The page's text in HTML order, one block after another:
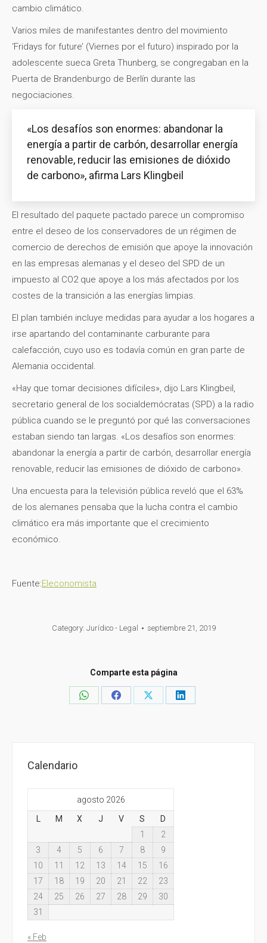
cambio climático.
Varios miles de manifestantes dentro del movimiento
‘Fridays for future’ (Viernes por el futuro) inspirado por la
adolescente sueca Greta Thunberg, se congregaban en la
Puerta de Brandenburgo de Berlín durante las
negociaciones.
«Los desafíos son enormes: abandonar la
energía a partir de carbón, desarrollar energía
renovable, reducir las emisiones de dióxido
de carbono», afirma Lars Klingbeil
El resultado del paquete pactado parece un compromiso
entre el deseo de los conservadores de un régimen de
comercio de derechos de emisión que apoye la innovación
en las empresas alemanas y el deseo del SPD de un
impuesto al CO2 que apoye a los más afectados por los
costes de la transición a las energías limpias.
El plan también incluye medidas para ayudar a los hogares a
irse apartando del contaminante carburante para
calefacción, cuyo uso es todavía común en gran parte de
Alemania occidental.
«Hay que tomar decisiones difíciles», dijo Lars Klingbeil,
secretario general de los socialdemócratas (SPD) a la radio
pública cuando se le preguntó por qué las conversaciones
estaban siendo tan largas. «Los desafíos son enormes:
abandonar la energía a partir de carbón, desarrollar energía
renovable, reducir las emisiones de dióxido de carbono».
Una encuesta para la televisión pública reveló que el 63%
de los alemanes pensaba que la lucha contra el cambio
climático era más importante que el crecimiento
económico.
Fuente:Eleconomista
Category: Jurídico - Legal septiembre 21, 2019
Comparte esta página
Share
Share
Share
Share
Calendario
agosto 2026
M X J V S
D
1
2
3
4 5 6 7 8
9
10
11 12 13 14 15
16
17
18 19 20 21 22
23
24
25 26 27 28 29
30
31
« Feb